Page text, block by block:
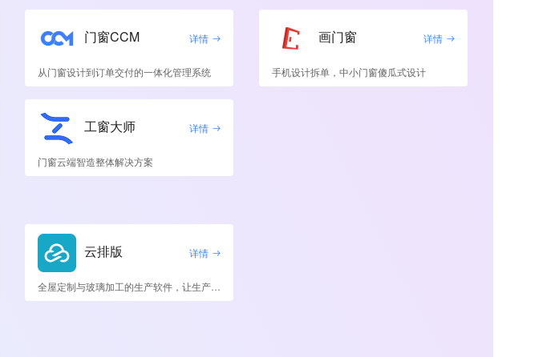
门窗CCM 详情
从门窗设计到订单交付的一体化管理系统
画门窗 详情
手机设计拆单，中小门窗傻瓜式设计
工窗大师 详情
门窗云端智造整体解决方案
云排版 详情